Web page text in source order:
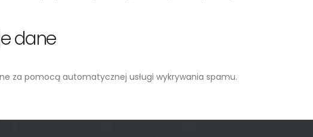
dane
za pomocą automatycznej usługi wykrywania spamu.